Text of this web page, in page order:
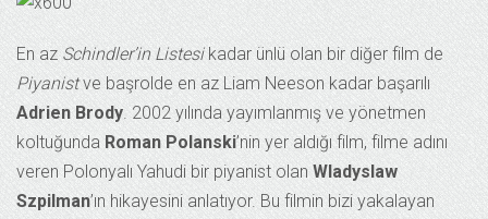
En az Schindler’in Listesikadar ünlü olan bir diğer film de
Piyanistve başrolde en az Liam Neeson kadar başarılı
Adrien Brody. 2002 yılında yayımlanmış ve yönetmen
koltuğunda Roman Polanski’nin yer aldığı film, filme adını
veren Polonyalı Yahudi bir piyanist olan Wladyslaw
Szpilman’ın hikayesini anlatıyor. Bu filmin bizi yakalayan